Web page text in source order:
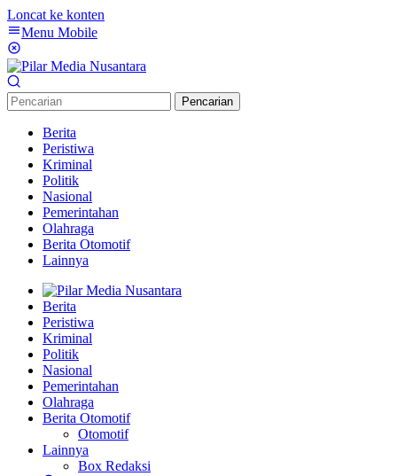
Loncat ke konten
Menu Mobile
Pencarian
Berita
Peristiwa
Kriminal
Politik
Nasional
Pemerintahan
Olahraga
Berita Otomotif
Lainnya
Berita
Peristiwa
Kriminal
Politik
Nasional
Pemerintahan
Olahraga
Berita Otomotif
Otomotif
Lainnya
Box Redaksi